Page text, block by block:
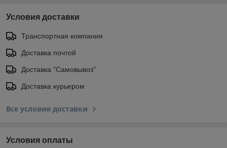
Условия доставки
Транспортная компания
Доставка почтой
Доставка "Самовывоз"
Доставка курьером
Все условия доставки
Условия оплаты